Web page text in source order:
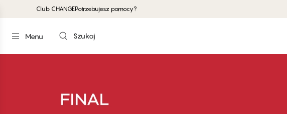
Club CHANGEPotrzebujesz pomocy?
Menu Szukaj